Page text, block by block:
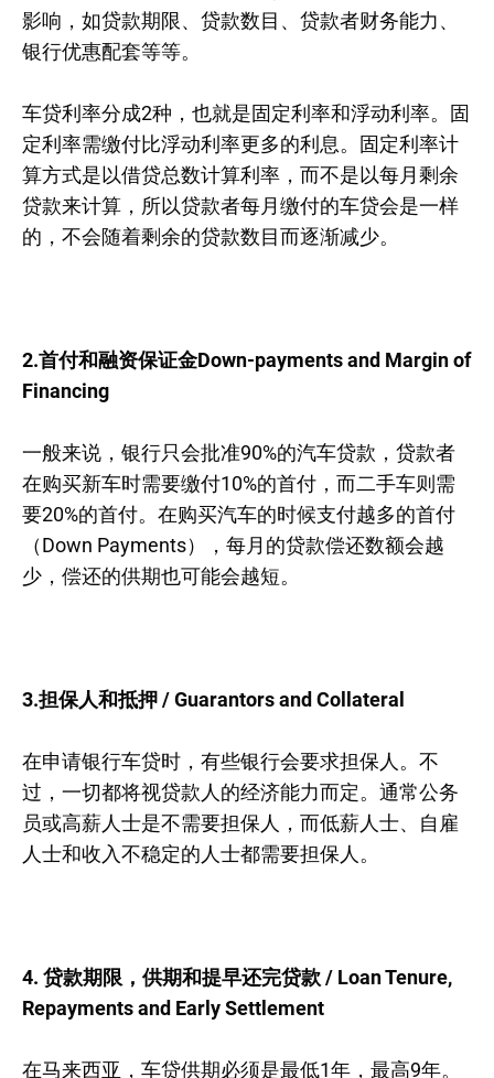
影响，如贷款期限、贷款数目、贷款者财务能力、
银行优惠配套等等。
车贷利率分成2种，也就是固定利率和浮动利率。固
定利率需缴付比浮动利率更多的利息。固定利率计
算方式是以借贷总数计算利率，而不是以每月剩余
贷款来计算，所以贷款者每月缴付的车贷会是一样
的，不会随着剩余的贷款数目而逐渐减少。
2.首付和融资保证金Down-payments and Margin of
Financing
一般来说，银行只会批准90%的汽车贷款，贷款者
在购买新车时需要缴付10%的首付，而二手车则需
要20%的首付。在购买汽车的时候支付越多的首付
（Down Payments），每月的贷款偿还数额会越
少，偿还的供期也可能会越短。
3.担保人和抵押 / Guarantors and Collateral
在申请银行车贷时，有些银行会要求担保人。不
过，一切都将视贷款人的经济能力而定。通常公务
员或高薪人士是不需要担保人，而低薪人士、自雇
人士和收入不稳定的人士都需要担保人。
4. 贷款期限，供期和提早还完贷款 / Loan Tenure,
Repayments and Early Settlement
在马来西亚，车贷供期必须是最低1年，最高9年。